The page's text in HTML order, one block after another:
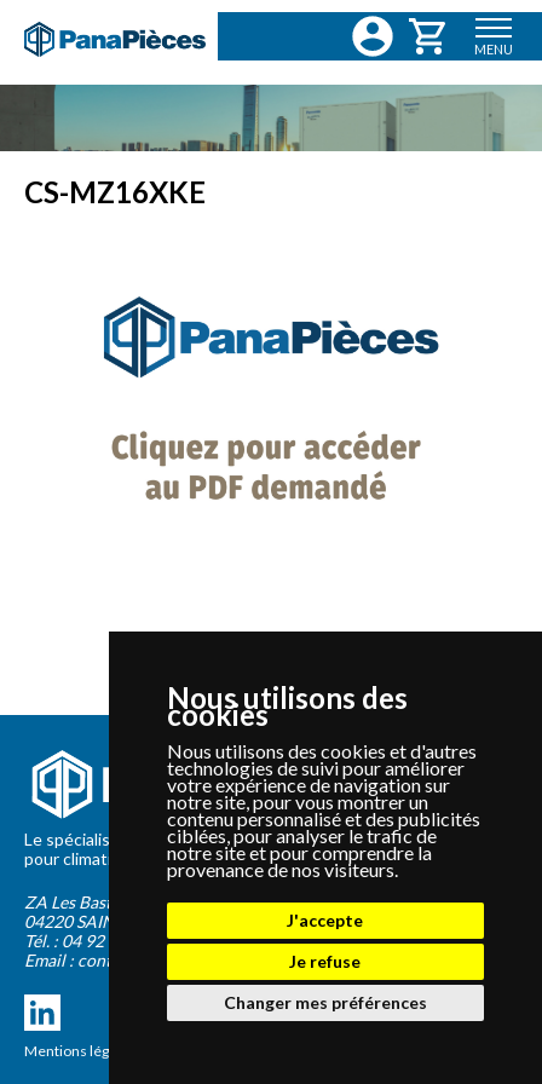
Nous utilisons des
cookies
Nous utilisons des cookies et d'autres
technologies de suivi pour améliorer
votre expérience de navigation sur
notre site, pour vous montrer un
contenu personnalisé et des publicités
ciblées, pour analyser le trafic de
notre site et pour comprendre la
provenance de nos visiteurs.
J'accepte
Je refuse
Changer mes préférences
MENU
CS-MZ16XKE
Le spécialiste depuis 2012 de la vente de pièces détachées
pour climatisation et Pompe à Chaleur Panasonic et Sanyo
ZA Les Bastides Blanches
04220 SAINTE-TULLE
Tél. : 04 92 75 89 55
Email : contact@panapieces.com
Mentions légales